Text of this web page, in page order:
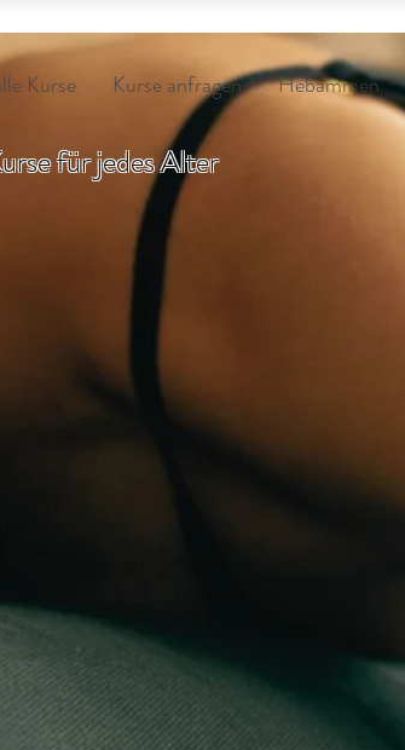
Kurse Kurse anfragen Hebammen
für jedes Alter